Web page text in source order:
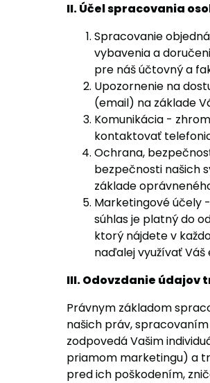
II. Účel spracovania
Spracovanie
vybavenia a
pre náš účtovný a
Upozornenie na
(email) na základe
Komunikácia -
kontaktovať
Ochrana,
bezpečnosti našich
základe
Marketingové účely
súhlas je platný do
ktorý nájdete v
naďalej využívať
III. Odovzdanie
Právnym základom
našich práv,
zodpovedá Vašim
priamom marketingu) a
pred ich poškodením,